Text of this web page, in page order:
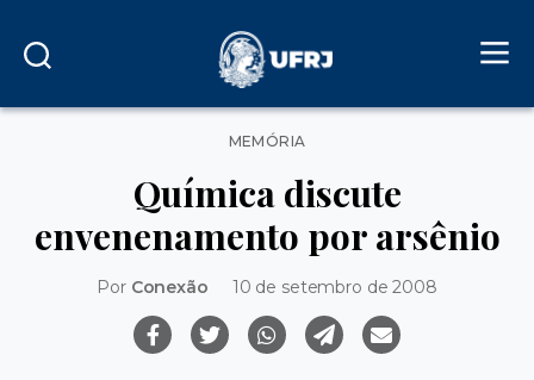
Categorias
MEMÓRIA
Química discute
envenenamento por arsênio
Por Conexão 10 de setembro de 2008